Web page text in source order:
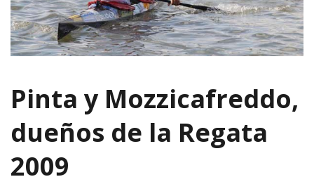
Pinta y Mozzicafreddo,
dueños de la Regata
2009